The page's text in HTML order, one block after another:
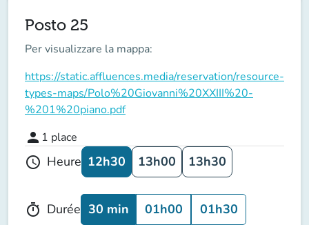
Posto 25
Per visualizzare la mappa:
https://static.affluences.media/reservation/resource-
types-maps/Polo%20Giovanni%20XXIII%20-
%201%20piano.pdf
person 1 place
schedule Heure 12h30 13h00 13h30
timer Durée 30 min 01h00 01h30